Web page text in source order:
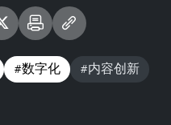
#数字化 #内容创新